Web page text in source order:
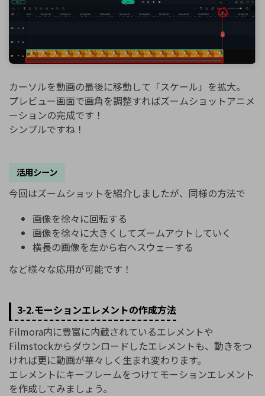
カーソルを動画の最後に移動して「スケール」を拡大。
プレビュー画面で画角を調整すればズームショットアニメ
ーションの完成です！
シンプルですね！
活用シーン
今回はズームショットを紹介しましたが、同様の方法で
画像を徐々に回転する
画像を徐々に大きくしてズームアウトしていく
横長の画像を左から右へスウェーする
など様々な応用が可能です！
3-2.モーションエレメントの作成方法
Filmora内に豊富に内蔵されているエレメントや
Filmstockからダウンロードしたエレメントも、動きをつ
ければ更に動画が華々しく生まれ変わります。
エレメントにキーフレームをつけてモーションエレメント
を作成してみましょう。